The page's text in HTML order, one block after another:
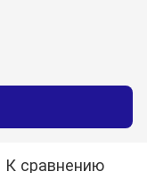
К сравнению